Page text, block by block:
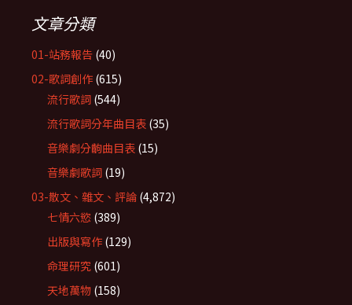
文章分類
01-站務報告 (40)
02-歌詞創作 (615)
流行歌詞 (544)
流行歌詞分年曲目表 (35)
音樂劇分齣曲目表 (15)
音樂劇歌詞 (19)
03-散文、雜文、評論 (4,872)
七情六慾 (389)
出版與寫作 (129)
命理研究 (601)
天地萬物 (158)